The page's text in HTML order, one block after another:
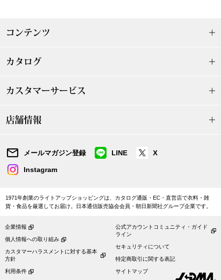
BOGARD 最新号はこちら
ショート･クロ
ルームウェア
アンダーウェア
コンテンツ
カタログ
カスタマーサービス
店舗情報
メールマガジン登録 LINE X
Instagram
1971年創業のライトアップショッピングは、カタログ通販・EC・直営店で衣料・雑
貨・食品を厳選してお届け。日本通信販売協会会員・朝日新聞社グループ企業です。
企業情報
個人情報への取り組み
カスタマーハラスメントに対する基本
方針
利用条件
公式アカウントコミュニティ・ガイド
ライン
セキュリティについて
特定商取引に関する表記
サイトマップ